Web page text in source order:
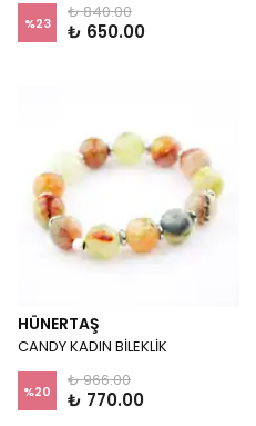
%23
₺ 840.00
₺ 650.00
HÜNERTAŞ
CANDY KADIN BİLEKLİK
%20
₺ 966.00
₺ 770.00